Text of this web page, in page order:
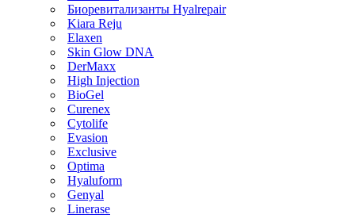
Биоревитализанты Hyalrepair
Kiara Reju
Elaxen
Skin Glow DNA
DerMaxx
High Injection
BioGel
Curenex
Cytolife
Evasion
Exclusive
Optima
Hyaluform
Genyal
Linerase